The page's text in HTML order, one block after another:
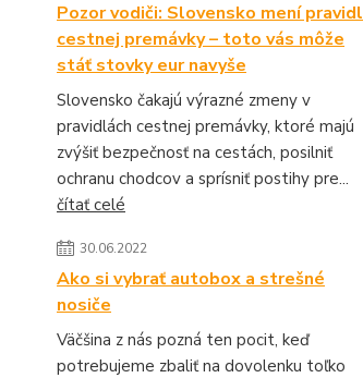
Pozor vodiči: Slovensko mení
cestnej premávky – toto vás môže
stáť stovky eur navyše
Slovensko čakajú výrazné zmeny v
pravidlách cestnej premávky, ktoré majú
zvýšiť bezpečnosť na cestách, posilniť
ochranu chodcov a sprísniť postihy pre...
čítať celé
30.06.2022
Ako si vybrať autobox a strešné
nosiče
Väčšina z nás pozná ten pocit, keď
potrebujeme zbaliť na dovolenku toľko